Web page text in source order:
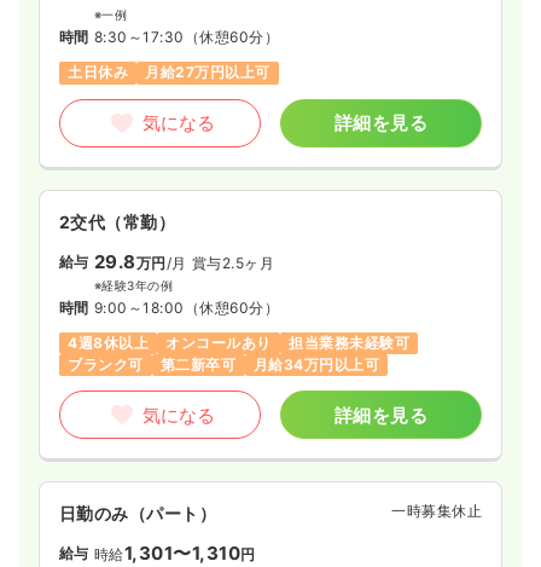
※一例
時間 8:30～17:30 （休憩60分）
土日休み
月給27万円以上可
気になる 詳細を見る
2交代（常勤）
給与 29.8万円 /月 賞与2.5ヶ月
※経験3年の例
時間 9:00～18:00 （休憩60分）
4週8休以上
オンコールあり
担当業務未経験可
ブランク可
第二新卒可 月給34万円以上可
気になる 詳細を見る
日勤のみ（パート） 一時募集休止
給与 時給1,301〜1,310円